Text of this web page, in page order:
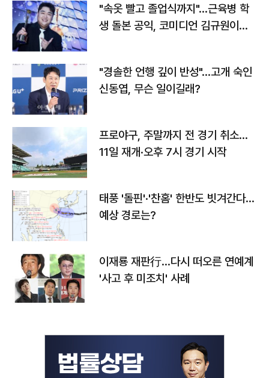
"속옷 빨고 졸업식까지"…근육병 학
생 돌본 공익, 코미디언 김규원이었
"경솔한 언행 깊이 반성"…고개 숙인
신동엽, 무슨 일이길래?
프로야구, 주말까지 전 경기 취소…
11일 재개·오후 7시 경기 시작
태풍 '돌핀'·'찬홈' 한반도 빗겨간다…
예상 경로는?
이재룡 재판行…다시 떠오른 연예계
'사고 후 미조치' 사례